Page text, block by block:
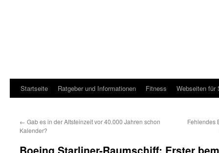
Startseite Ratgeber und Informationen Fitness Webseiten für
← Gab es in der Altsteinzeit vor 40.000 Jahren schon
Kalender?
Fehlendes
Boeing Starliner-Raumschiff: Erster